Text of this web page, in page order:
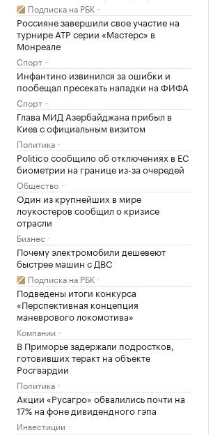
Подписка на РБК
Россияне завершили свое участие на
турнире ATP серии «Мастерс» в
Монреале
Спорт
Инфантино извинился за ошибки и
пообещал пресекать нападки на ФИФА
Спорт
Глава МИД Азербайджана прибыл в
Киев с официальным визитом
Политика
Politico сообщило об отключениях в ЕС
биометрии на границе из-за очередей
Общество
Один из крупнейших в мире
лоукостеров сообщил о кризисе
отрасли
Бизнес
Почему электромобили дешевеют
быстрее машин с ДВС
Подписка на РБК
Подведены итоги конкурса
«Перспективная концепция
маневрового локомотива»
Компании
В Приморье задержали подростков,
готовивших теракт на объекте
Росгвардии
Политика
Акции «Русагро» обвалились почти на
17% на фоне дивидендного гэпа
Инвестиции